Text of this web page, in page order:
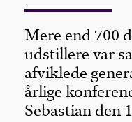
Mere end 700
udstillere var
afviklede
årlige
Sebastian den